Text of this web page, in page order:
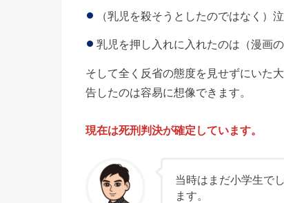
（乳児を殺そうとしたのではなく）
乳児を押し入れに入れたのは（漫画
そして全く反省の態度を見せずにいた
告したのは容易に想像できます。
現在は死刑判決が確定しています。
当時はまだ小学生で
ます。